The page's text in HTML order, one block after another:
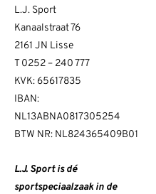
L.J. Sport
Kanaalstraat 76
2161 JN Lisse
T 0252 – 240 777
KVK: 65617835
IBAN:
NL13ABNA0817305254
BTW NR: NL824365409B01
L.J. Sport is dé
sportspeciaalzaak in de